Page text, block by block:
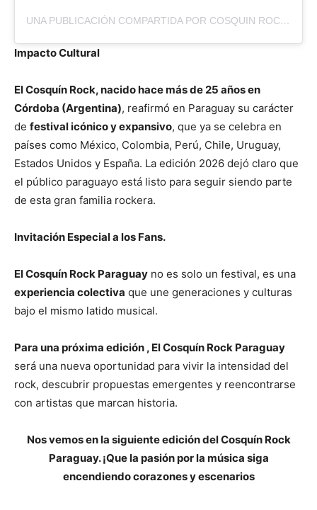
UNA PUBLICACIÓN COMPARTIDA POR COSQUIN ROCK PARAGUAY (@COSQUINROCKPY)
Impacto Cultural
El Cosquín Rock, nacido hace más de 25 años en
Córdoba (Argentina), reafirmó en Paraguay su carácter
de festival icónico y expansivo, que ya se celebra en
países como México, Colombia, Perú, Chile, Uruguay,
Estados Unidos y España. La edición 2026 dejó claro que
el público paraguayo está listo para seguir siendo parte
de esta gran familia rockera.
Invitación Especial a los Fans.
El Cosquín Rock Paraguay no es solo un festival, es una
experiencia colectiva que une generaciones y culturas
bajo el mismo latido musical.
Para una próxima edición , El Cosquín Rock Paraguay
será una nueva oportunidad para vivir la intensidad del
rock, descubrir propuestas emergentes y reencontrarse
con artistas que marcan historia.
Nos vemos en la siguiente edición del Cosquín Rock
Paraguay. ¡Que la pasión por la música siga
encendiendo corazones y escenarios